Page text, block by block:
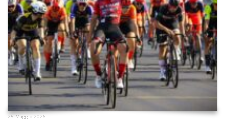
25 Maggio 2026